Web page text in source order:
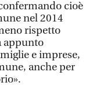
cioè
nel 2014
rispetto
appunto
e imprese,
anche per